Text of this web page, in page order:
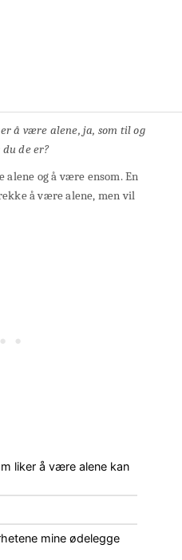
å være alene, ja, som til og
de er?
og å være ensom. En
å være alene, men vil
liker å være alene kan
mine ødelegge